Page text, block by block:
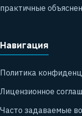
практичные
Навигация
Политика
Лицензионное
Часто задаваемые